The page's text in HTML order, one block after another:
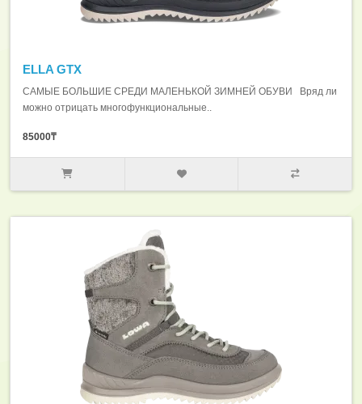
ELLA GTX
САМЫЕ БОЛЬШИЕ СРЕДИ МАЛЕНЬКОЙ ЗИМНЕЙ ОБУВИ Вряд ли
можно отрицать многофункциональные..
85000₸